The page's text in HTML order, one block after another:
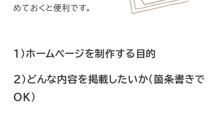
めておくと便利です。
１）ホームページを制作する目的
２）どんな内容を掲載したいか（箇条書きで
ＯＫ）